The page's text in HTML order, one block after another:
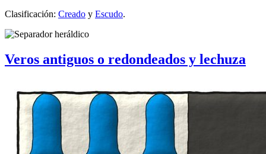
Clasificación: Creado y Escudo.
Veros antiguos o redondeados y lechuza